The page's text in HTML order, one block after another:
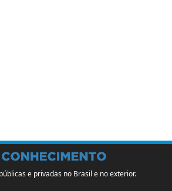
e privadas no Brasil e no exterior.